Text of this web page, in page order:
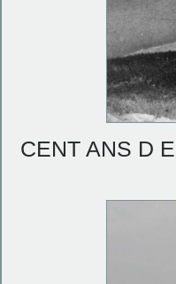
CENT ANS D